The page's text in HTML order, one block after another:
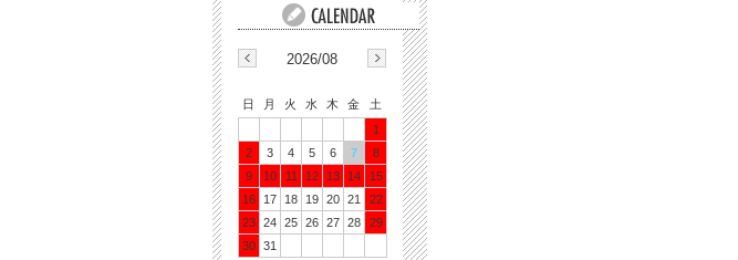
2026/08
日 月 火 水 木 金
土
1
2
3 4 5 6 7
8
9
10 11 12 13 14
15
16
17 18 19 20 21
22
23 24 25 26 27 28
29
30 31